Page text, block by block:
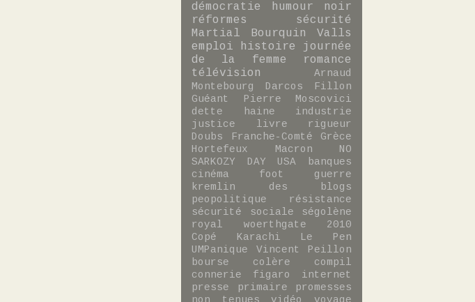
démocratie
humour noir
réformes
sécurité
Martial Bourquin
Valls
emploi
histoire
journée
de la femme
romance
télévision
Arnaud
Montebourg
Darcos
Fillon
Guéant
Pierre Moscovici
dette
haine
industrie
justice
livre
rigueur
Doubs
Franche-Comté
Grèce
Hortefeux
Macron
NO
SARKOZY DAY
USA
banques
cinéma
foot
guerre
kremlin des blogs
peopolitique
résistance
sécurité sociale
ségolène
royal
woerthgate
2010
Copé
Karachi
Le Pen
UMPanique
Vincent Peillon
bourse
colère
compil
connerie
figaro
internet
presse
primaire
promesses